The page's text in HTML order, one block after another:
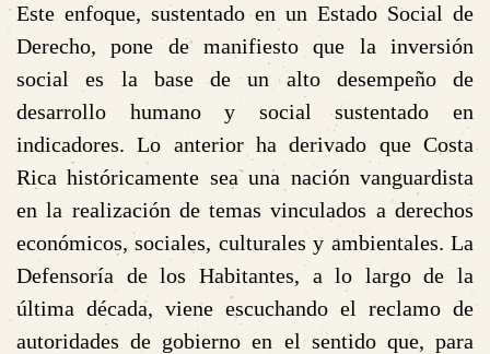
Este enfoque, sustentado en un Estado Social de
Derecho, pone de manifiesto que la inversión
social es la base de un alto desempeño de
desarrollo humano y social sustentado en
indicadores. Lo anterior ha derivado que Costa
Rica históricamente sea una nación vanguardista
en la realización de temas vinculados a derechos
económicos, sociales, culturales y ambientales. La
Defensoría de los Habitantes, a lo largo de la
última década, viene escuchando el reclamo de
autoridades de gobierno en el sentido que, para